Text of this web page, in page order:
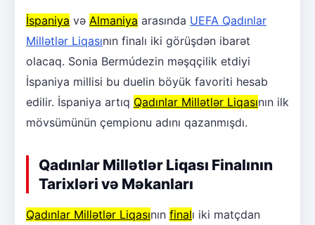
İspaniya və Almaniya arasında UEFA Qadınlar
Millətlər Liqasının finalı iki görüşdən ibarət
olacaq. Sonia Bermúdezin məşqçilik etdiyi
İspaniya millisi bu duelin böyük favoriti hesab
edilir. İspaniya artıq Qadınlar Millətlər Liqasının ilk
mövsümünün çempionu adını qazanmışdı.
Qadınlar Millətlər Liqası Finalının
Tarixləri və Məkanları
Qadınlar Millətlər Liqasının finalı iki matçdan